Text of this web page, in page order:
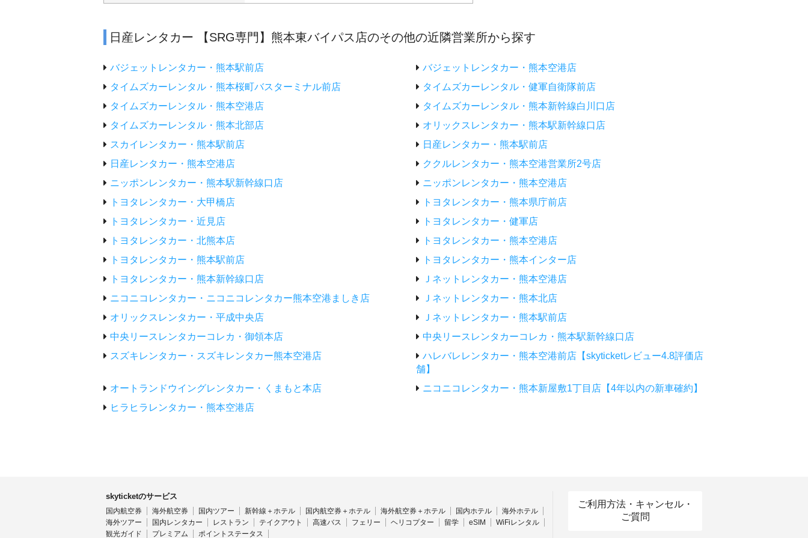
日産レンタカー 【SRG専門】熊本東バイパス店のその他の近隣営業所から探す
バジェットレンタカー・熊本駅前店
バジェットレンタカー・熊本空港店
タイムズカーレンタル・熊本桜町バスターミナル前店
タイムズカーレンタル・健軍自衛隊前店
タイムズカーレンタル・熊本空港店
タイムズカーレンタル・熊本新幹線白川口店
タイムズカーレンタル・熊本北部店
オリックスレンタカー・熊本駅新幹線口店
スカイレンタカー・熊本駅前店
日産レンタカー・熊本駅前店
日産レンタカー・熊本空港店
ククルレンタカー・熊本空港営業所2号店
ニッポンレンタカー・熊本駅新幹線口店
ニッポンレンタカー・熊本空港店
トヨタレンタカー・大甲橋店
トヨタレンタカー・熊本県庁前店
トヨタレンタカー・近見店
トヨタレンタカー・健軍店
トヨタレンタカー・北熊本店
トヨタレンタカー・熊本空港店
トヨタレンタカー・熊本駅前店
トヨタレンタカー・熊本インター店
トヨタレンタカー・熊本新幹線口店
Ｊネットレンタカー・熊本空港店
ニコニコレンタカー・ニコニコレンタカー熊本空港ましき店
Ｊネットレンタカー・熊本北店
オリックスレンタカー・平成中央店
Ｊネットレンタカー・熊本駅前店
中央リースレンタカーコレカ・御領本店
中央リースレンタカーコレカ・熊本駅新幹線口店
スズキレンタカー・スズキレンタカー熊本空港店
ハレバレレンタカー・熊本空港前店【skyticketレビュー4.8評価店
舗】
オートランドウイングレンタカー・くまもと本店
ニコニコレンタカー・熊本新屋敷1丁目店【4年以内の新車確約】
ヒラヒラレンタカー・熊本空港店